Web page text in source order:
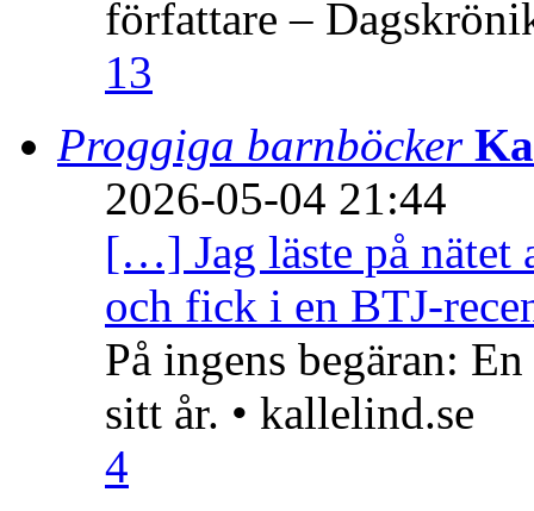
författare –
13
Proggiga barnböcker
2026-05-04 21:44
[…] Jag läste på nätet
och fick i en BTJ-
På ingens begäran:
sitt år. • kallelind.se
4